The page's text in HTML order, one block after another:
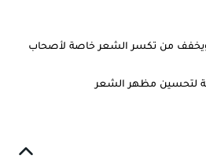
من تكسر الشعر خاصة لأصحاب
مظهر الشعر